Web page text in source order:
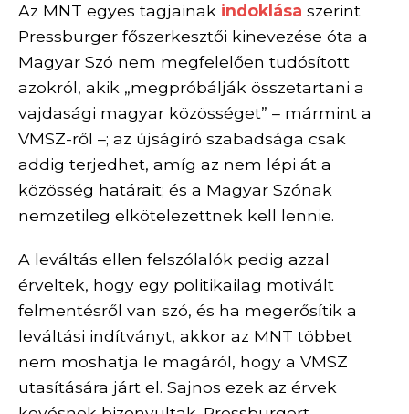
Az MNT egyes tagjainak indoklása szerint
Pressburger főszerkesztői kinevezése óta a
Magyar Szó nem megfelelően tudósított
azokról, akik „megpróbálják összetartani a
vajdasági magyar közösséget” – mármint a
VMSZ-ről –; az újságíró szabadsága csak
addig terjedhet, amíg az nem lépi át a
közösség határait; és a Magyar Szónak
nemzetileg elkötelezettnek kell lennie.
A leváltás ellen felszólalók pedig azzal
érveltek, hogy egy politikailag motivált
felmentésről van szó, és ha megerősítik a
leváltási indítványt, akkor az MNT többet
nem moshatja le magáról, hogy a VMSZ
utasítására járt el. Sajnos ezek az érvek